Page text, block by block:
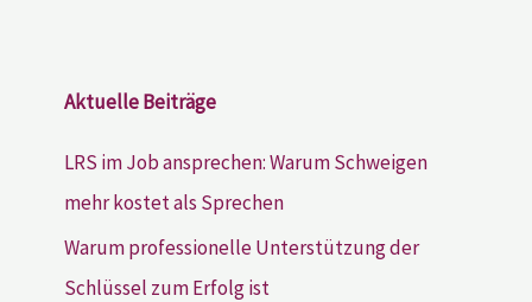
Aktuelle Beiträge
LRS im Job ansprechen: Warum Schweigen
mehr kostet als Sprechen
Warum professionelle Unterstützung der
Schlüssel zum Erfolg ist